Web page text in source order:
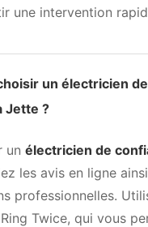
une intervention
un électricien de
Jette ?
un électricien de
les avis en ligne
professionnelles.
Twice, qui vous